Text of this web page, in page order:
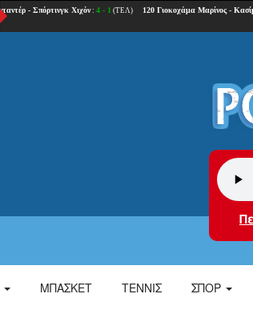
ΜΠΆΣΚΕΤ ΤΈΝΝΙΣ ΣΠΟΡ